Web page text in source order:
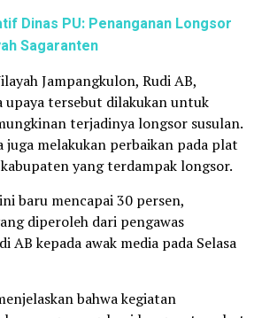
Dinas PU: Penanganan Longsor
Sagaranten
Jampangkulon, Rudi AB,
upaya tersebut dilakukan untuk
terjadinya longsor susulan.
juga melakukan perbaikan pada plat
yang terdampak longsor.
baru mencapai 30 persen,
diperoleh dari pengawas
AB kepada awak media pada Selasa
bahwa kegiatan